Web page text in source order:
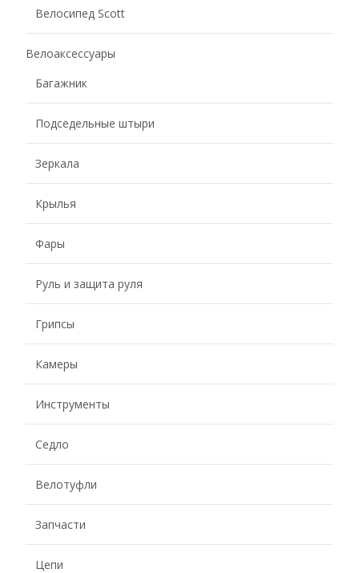
Велосипед Scott
Велоаксессуары
Багажник
Подседельные штыри
Зеркала
Крылья
Фары
Руль и защита руля
Грипсы
Камеры
Инструменты
Седло
Велотуфли
Запчасти
Цепи